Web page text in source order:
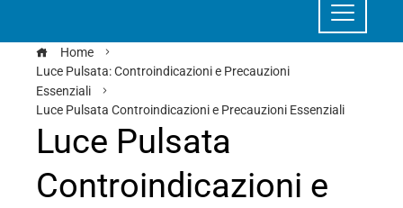
Home
Luce Pulsata: Controindicazioni e Precauzioni
Essenziali
Luce Pulsata Controindicazioni e Precauzioni Essenziali
Luce Pulsata
Controindicazioni e